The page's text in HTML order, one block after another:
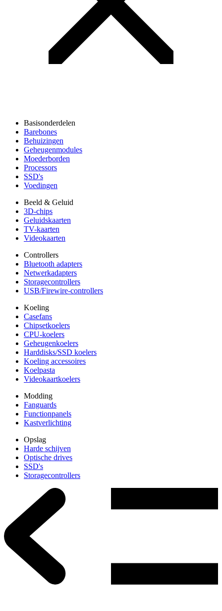
Basisonderdelen
Barebones
Behuizingen
Geheugenmodules
Moederborden
Processors
SSD's
Voedingen
Beeld & Geluid
3D-chips
Geluidskaarten
TV-kaarten
Videokaarten
Controllers
Bluetooth adapters
Netwerkadapters
Storagecontrollers
USB/Firewire-controllers
Koeling
Casefans
Chipsetkoelers
CPU-koelers
Geheugenkoelers
Harddisks/SSD koelers
Koeling accessoires
Koelpasta
Videokaartkoelers
Modding
Fanguards
Functionpanels
Kastverlichting
Opslag
Harde schijven
Optische drives
SSD's
Storagecontrollers